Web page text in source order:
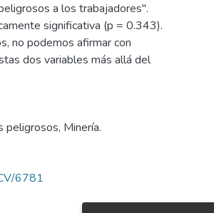
a los trabajadores".
significativa (p = 0.343).
no podemos afirmar con
dos variables más allá del
peligrosos, Minería.
6781